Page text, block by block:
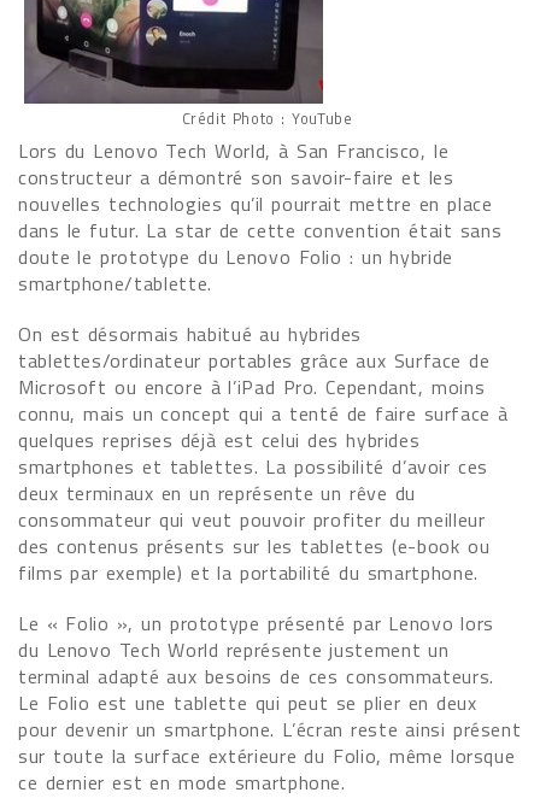
Crédit Photo : YouTube
Lors du Lenovo Tech World, à San Francisco, le
constructeur a démontré son savoir-faire et les
nouvelles technologies qu’il pourrait mettre en place
dans le futur. La star de cette convention était sans
doute le prototype du Lenovo Folio : un hybride
smartphone/tablette.
On est désormais habitué au hybrides
tablettes/ordinateur portables grâce aux Surface de
Microsoft ou encore à l’iPad Pro. Cependant, moins
connu, mais un concept qui a tenté de faire surface à
quelques reprises déjà est celui des hybrides
smartphones et tablettes. La possibilité d’avoir ces
deux terminaux en un représente un rêve du
consommateur qui veut pouvoir profiter du meilleur
des contenus présents sur les tablettes (e-book ou
films par exemple) et la portabilité du smartphone.
Le « Folio », un prototype présenté par Lenovo lors
du Lenovo Tech World représente justement un
terminal adapté aux besoins de ces consommateurs.
Le Folio est une tablette qui peut se plier en deux
pour devenir un smartphone. L’écran reste ainsi présent
sur toute la surface extérieure du Folio, même lorsque
ce dernier est en mode smartphone.